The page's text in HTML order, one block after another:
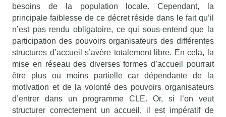
besoins de la population locale. Cependant, la
principale faiblesse de ce décret réside dans le fait qu’il
n’est pas rendu obligatoire, ce qui sous-entend que la
participation des pouvoirs organisateurs des différentes
structures d’accueil s’avère totalement libre. En cela, la
mise en réseau des diverses formes d’accueil pourrait
être plus ou moins partielle car dépendante de la
motivation et de la volonté des pouvoirs organisateurs
d’entrer dans un programme CLE. Or, si l’on veut
structurer correctement un accueil, il est impératif de